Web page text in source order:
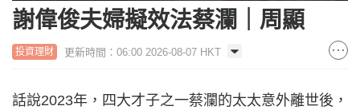
謝偉俊夫婦擬效法蔡瀾｜周顯
投資理財 更新時間：06:00 2026-08-07 HKT
話說2023年，四大才子之一蔡瀾的太太意外離世後，